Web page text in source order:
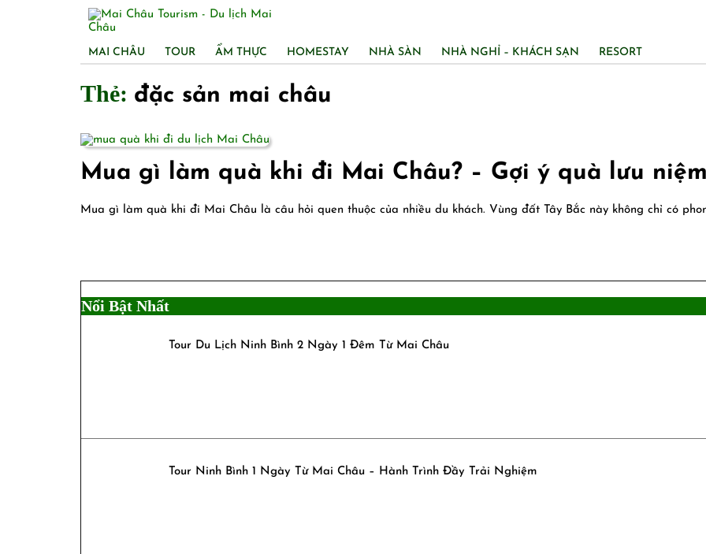
Skip
to
content
MAI CHÂU
TOUR ẨM THỰC HOMESTAY NHÀ SÀN NHÀ NGHỈ – KHÁCH SẠN RESORT
Thẻ: đặc sản mai châu
Mua gì làm quà khi đi Mai Châu? – Gợi ý quà lưu
Mua gì làm quà khi đi Mai Châu là câu hỏi quen thuộc của nhiều du khách. Vùng đất Tây Bắc này không chỉ có
Nổi Bật Nhất
Tour Du Lịch Ninh Bình 2 Ngày 1 Đêm Từ Mai Châu
Tour Ninh Bình 1 Ngày Từ Mai Châu – Hành Trình Đầy Trải Nghiệm